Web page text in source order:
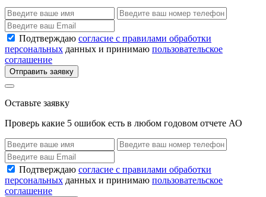
Подтверждаю согласие с правилами обработки
персональных данных и принимаю пользовательское
соглашение
Отправить заявку
Оставьте заявку
Проверь какие 5 ошибок есть в любом годовом отчете АО
Подтверждаю согласие с правилами обработки
персональных данных и принимаю пользовательское
соглашение